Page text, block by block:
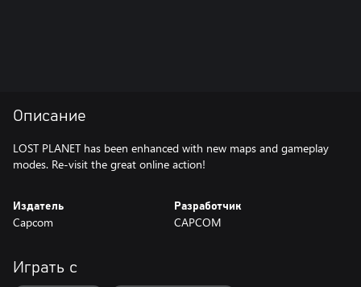
Описание
LOST PLANET has been enhanced with new maps and gameplay
modes. Re-visit the great online action!
Издатель
Capcom
Разработчик
CAPCOM
Играть с